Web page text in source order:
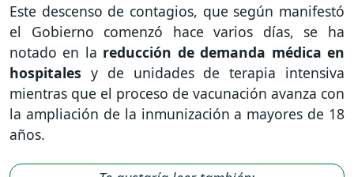
Este descenso de contagios, que según manifestó
el Gobierno comenzó hace varios días, se ha
notado en la reducción de demanda médica en
hospitales y de unidades de terapia intensiva
mientras que el proceso de vacunación avanza con
la ampliación de la inmunización a mayores de 18
años.